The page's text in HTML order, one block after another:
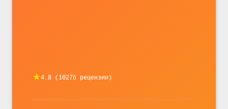
4.8 (10276 рецензии)